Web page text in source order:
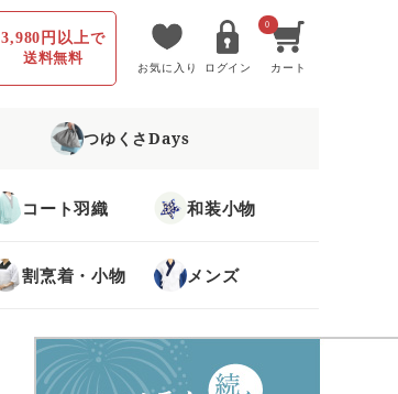
3,980円以上で
送料無料
お気に入り ログイン
0
カート
つゆくさDays
コート羽織 和装小物
割烹着・小物 メンズ